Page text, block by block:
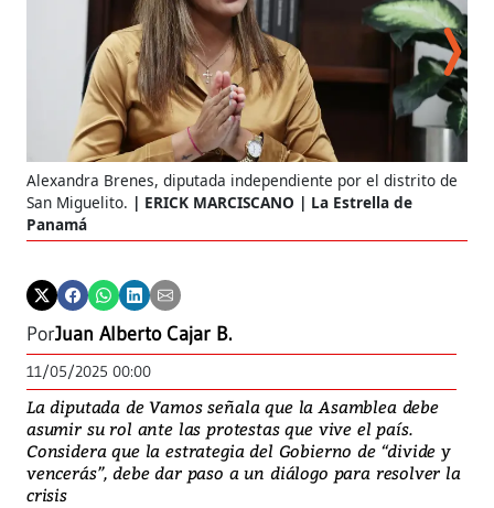
Alexandra Brenes, diputada independiente por el distrito de
San Miguelito.
ERICK MARCISCANO | La Estrella de
Panamá
PorJuan Alberto Cajar B.
11/05/2025 00:00
La diputada de Vamos señala que la Asamblea debe
asumir su rol ante las protestas que vive el país.
Considera que la estrategia del Gobierno de “divide y
vencerás”, debe dar paso a un diálogo para resolver la
crisis